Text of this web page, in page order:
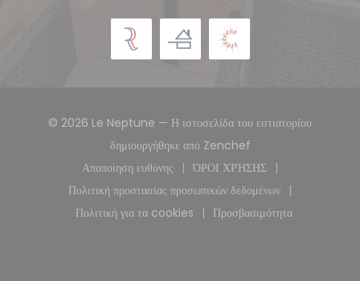
© 2026 Le Neptune — Η ιστοσελίδα του εστιατορίου
δημιουργήθηκε από Zenchef((ανοίγει σε νέο
Αποποίηση ευθύνης
((ανοίγει σε νέο παράθυρο))
ΌΡΟΙ ΧΡΉΣΗΣ
((ανοίγει σε νέο
Πολιτική προστασίας προσωπικών δεδομένων
((ανοίγει σε νέο παράθυρο))
Πολιτική για τα cookies
((ανοίγει σε νέο παράθυρο))
Προσβασιμότητα
((ανοίγει σε νέο